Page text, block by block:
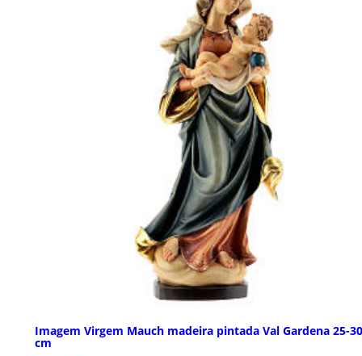
Imagem Virgem Mauch madeira pintada Val Gardena 25-
cm